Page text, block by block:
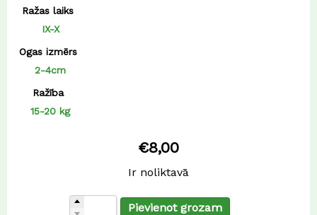
Ražas laiks
IX-X
Ogas izmērs
2-4cm
Ražība
15-20 kg
€8,00
Ir noliktavā
Pievienot grozam